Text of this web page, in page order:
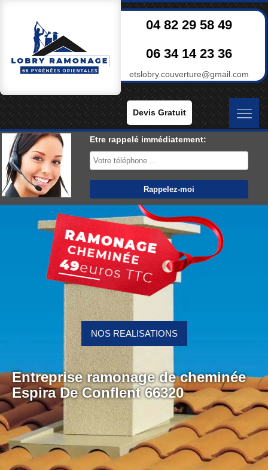
04 82 29 58 49
06 34 14 23 36
etslobry.couverture@gmail.com
Devis Gratuit
Etre rappelé immédiatement:
Entreprise ramonage de cheminée
Espira De Conflent 66320
NOS REALISATIONS